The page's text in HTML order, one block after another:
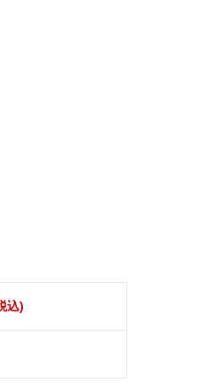
込)